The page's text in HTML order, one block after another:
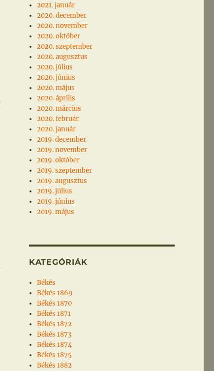
2021. január
2020. december
2020. november
2020. október
2020. szeptember
2020. augusztus
2020. július
2020. június
2020. május
2020. április
2020. március
2020. február
2020. január
2019. december
2019. november
2019. október
2019. szeptember
2019. augusztus
2019. július
2019. június
2019. május
KATEGÓRIÁK
Békés
Békés 1869
Békés 1870
Békés 1871
Békés 1872
Békés 1873
Békés 1874
Békés 1875
Békés 1882